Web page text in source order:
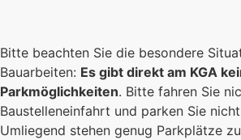
Bitte beachten Sie die besondere
Bauarbeiten: Es gibt direkt am KGA
Parkmöglichkeiten. Bitte fahren Sie
Baustelleneinfahrt und parken Sie
Umliegend stehen genug Parkplätze